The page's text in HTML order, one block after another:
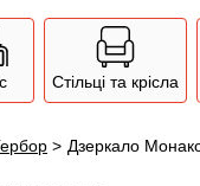
Стільці та крісла
> Дзеркало